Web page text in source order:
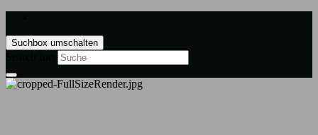
Suchbox umschalten